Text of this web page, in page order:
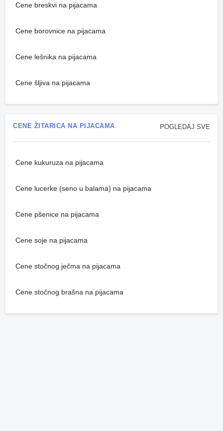
Cene breskvi na pijacama
Cene borovnice na pijacama
Cene lešnika na pijacama
Cene šljiva na pijacama
POGLEDAJ SVE
CENE ŽITARICA NA PIJACAMA
Cene kukuruza na pijacama
Cene lucerke (seno u balama) na pijacama
Cene pšenice na pijacama
Cene soje na pijacama
Cene stočnog ječma na pijacama
Cene stočnog brašna na pijacama